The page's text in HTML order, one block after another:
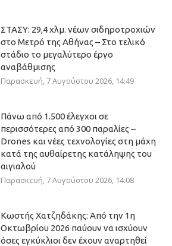
ΣΤΑΣΥ: 29,4 χλμ. νέων σιδηροτροχιών
στο Μετρό της Αθήνας – Στο τελικό
στάδιο το μεγαλύτερο έργο
αναβάθμισης
Παρασκευή, 7 Αυγούστου 2026, 14:49
Πάνω από 1.500 έλεγχοι σε
περισσότερες από 300 παραλίες –
Drones και νέες τεχνολογίες στη μάχη
κατά της αυθαίρετης κατάληψης του
αιγιαλού
Παρασκευή, 7 Αυγούστου 2026, 14:08
Κωστής Χατζηδάκης: Από την 1η
Οκτωβρίου 2026 παύουν να ισχύουν
όσες εγκύκλιοι δεν έχουν αναρτηθεί